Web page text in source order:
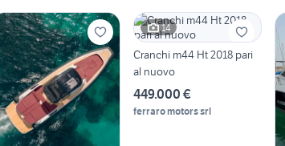
14
Cranchi m44 Ht 2018 pari
al nuovo
449.000 €
ferraro motors srl